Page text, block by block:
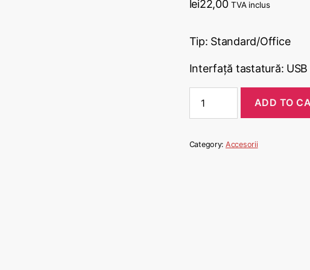
lei22,00 TVA inclus
Tip: Standard/Office
Interfață tastatură: USB
ADD TO
Category: Accesorii